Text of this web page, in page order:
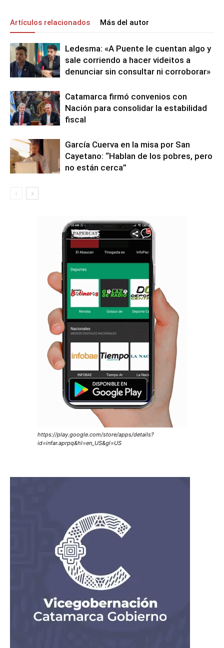
Artículos relacionados Más del autor
Ledesma: «A Puente le cuentan algo y
sale corriendo a hacer videitos a
denunciar sin consultar ni corroborar»
Catamarca firmó convenios con
Nación para consolidar la estabilidad
fiscal
García Cuerva en la misa por San
Cayetano: “Hablan de los pobres, pero
no están cerca”
https://play.google.com/store/apps/details?
id=infar.aprpq&hl=en_US&gl=US